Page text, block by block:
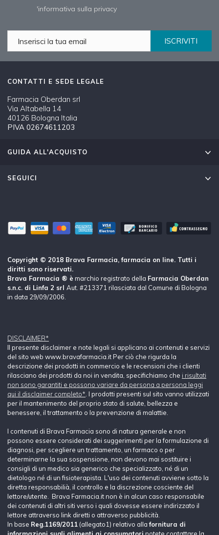
'informativa sulla privacy
ISCRIVITI
CONTATTI E SEDE LEGALE
Farmacia Oberdan srl
Via Altabella 14
40126 Bologna Italia
PIVA 02674611203
GUIDA ALL'ACQUISTO
SEGUICI
Copyright © 2018 Brava Farmacia, farmacia on line. Tutti i
diritti sono riservati.
Brava Farmacia ® è marchio registrato della Farmacia Oberdan
s.n.c. di Linfa 2 srl Aut. #213371 rilasciata dal Comune di Bologna
in data 29/09/2006.
DISCLAIMER*
Il presente disclaimer e note legali si applicano ai contenuti e servizi
del sito web www.bravafarmacia.it Per ciò che rigurda la
descrizione dei prodotti in commercio e le recensioni che i clienti
rilasciano dei prodotti da noi in vendita, specifichiamo che i risultati
non sono garantiti e possono variare da persona a persona leggi
qui il disclaimer completo*. I prodotti presenti sul sito vanno utilizzati
per il mantenimento del proprio stato di salute, bellezza e
benessere, il trattamento o la prevenzione di malattie.
I contenuti di Brava Farmacia sono di natura generale e non
possono essere considerati dei suggerimenti per la formulazione di
diagnosi, per scegliere un trattamento, un farmaco o per
determinarne la sua sospensione, non devono mai sostituire i
consigli di un medico sia generico che specializzato, né di un
dietologo né di un fisioterapista. L'uso dei contenuti avviene sotto la
diretta responsabilià, il controllo e la discrezione cosciente del
lettore/utente. Brava Farmacia.it non è in alcun caso responsabile
dei contenuti di altri siti verso i quali dovesse essere indirizzato il
lettore attraverso link diretti o attraverso pubblicità.
In base Reg.1169/2011 (allegato1) relativo allafornitura di